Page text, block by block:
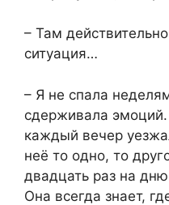
– Там
ситуация…
– Я не спала
сдерживала
каждый вечер
неё то одно, то
двадцать раз на
Она всегда знает,